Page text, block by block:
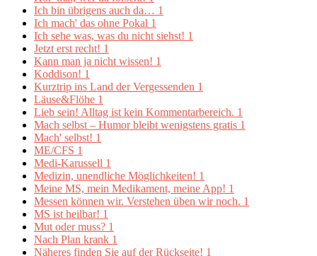
Ich bin übrigens auch da… 1
Ich mach' das ohne Pokal 1
Ich sehe was, was du nicht siehst! 1
Jetzt erst recht! 1
Kann man ja nicht wissen! 1
Koddison! 1
Kurztrip ins Land der Vergessenden 1
Läuse&Flöhe 1
Lieb sein! Alltag ist kein Kommentarbereich. 1
Mach selbst – Humor bleibt wenigstens gratis 1
Mach' selbst! 1
ME/CFS 1
Medi-Karussell 1
Medizin, unendliche Möglichkeiten! 1
Meine MS, mein Medikament, meine App! 1
Messen können wir. Verstehen üben wir noch. 1
MS ist heilbar! 1
Mut oder muss? 1
Nach Plan krank 1
Näheres finden Sie auf der Rückseite! 1